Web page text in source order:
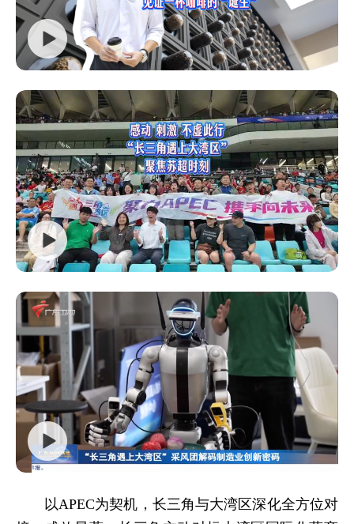
以APEC为契机，长三角与大湾区深化全方位对